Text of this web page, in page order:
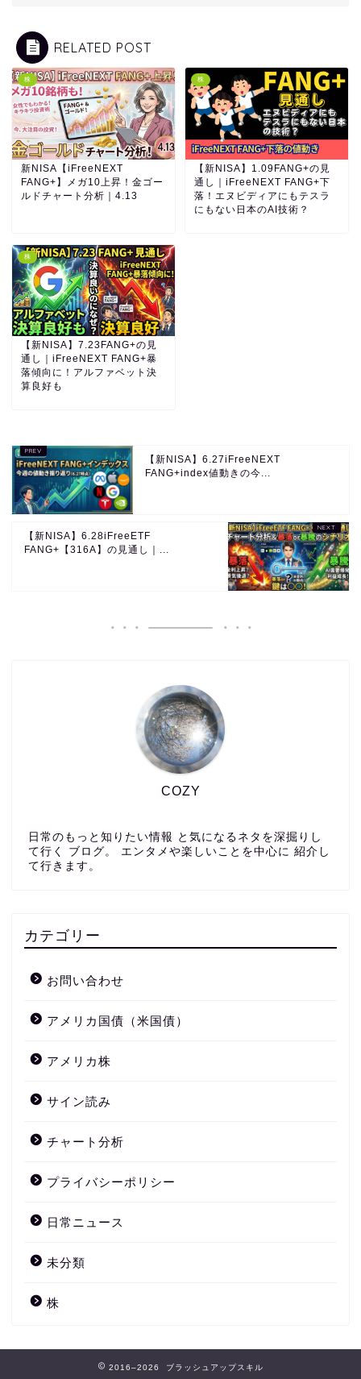
RELATED POST
株
新NISA【iFreeNEXT
FANG+】メガ10上昇！金ゴー
ルドチャート分析｜4.13
株
【新NISA】1.09FANG+の見
通し｜iFreeNEXT FANG+下
落！エヌビディアにもテスラ
にもない日本のAI技術？
株
【新NISA】7.23FANG+の見
通し｜iFreeNEXT FANG+暴
落傾向に！アルファベット決
算良好も
【新NISA】6.27iFreeNEXT
FANG+index値動きの今...
【新NISA】6.28iFreeETF
FANG+【316A】の見通し｜...
COZY
日常のもっと知りたい情報 と気になるネタを深掘りし
て行く ブログ。 エンタメや楽しいことを中心に 紹介し
て行きます。
カテゴリー
お問い合わせ
アメリカ国債（米国債）
アメリカ株
サイン読み
チャート分析
プライバシーポリシー
日常ニュース
未分類
株
2016–2026 ブラッシュアップスキル